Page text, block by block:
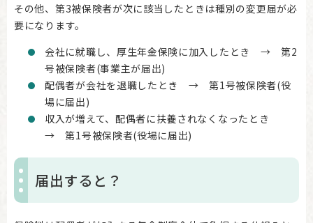
その他、第3被保険者が次に該当したときは種別の変更届が必
要になります。
会社に就職し、厚生年金保険に加入したとき → 第2
号被保険者(事業主が届出)
配偶者が会社を退職したとき → 第1号被保険者(役
場に届出)
収入が増えて、配偶者に扶養されなくなったとき
→ 第1号被保険者(役場に届出)
届出すると？